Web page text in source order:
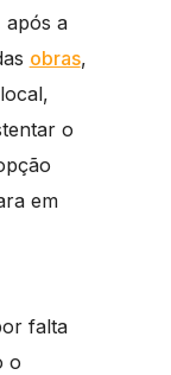
após a
obras,
o
em
falta
o